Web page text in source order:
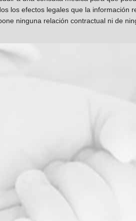
los efectos legales que la información
ninguna relación contractual ni de